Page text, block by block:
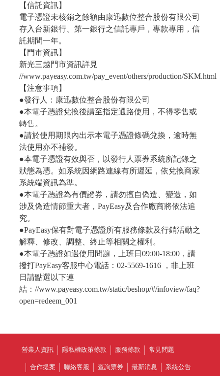
【信託資訊】
電子憑證未核銷之餘額由康迅數位整合股份有限公司
存入台新銀行、第一銀行之信託專戶，專款專用，信
託期間一年。
【門市資訊】
新光三越門市資訊詳見
//www.payeasy.com.tw/pay_event/others/production/SKM.html
【注意事項】
●發行人：康迅數位整合股份有限公司
●本電子憑證兌換後請至指定通路使用，不得零售或
轉售。
●請於使用期限內出示本電子憑證條碼兌換，逾時無
法使用亦不補發。
●本電子憑證有效與否，以發行人票券系統所記錄之
狀態為憑。如系統因網路連線有所遲延，依兌換商家
系統端資訊為準。
●本電子憑證為有價證券，請勿擅自偽造、變造，如
涉及偽造情節重大者，PayEasy及合作廠商將依法追
究。
●PayEasy保有對電子憑證所有服務條款及行銷活動之
解釋、修改、調整、終止等相關之權利。
●本電子憑證如遇使用問題，上班日09:00-18:00，請
撥打PayEasy客服中心電話：02-5569-1616 ，非上班
日請點選以下連
結：//www.payeasy.com.tw/static/beshop/#/infoview/faq?
open=redeem_001
營業人資訊 隱私權政策條款 服務條款 常見問題
合作提案 聯絡客服 查詢票券 最新消息 系統公告